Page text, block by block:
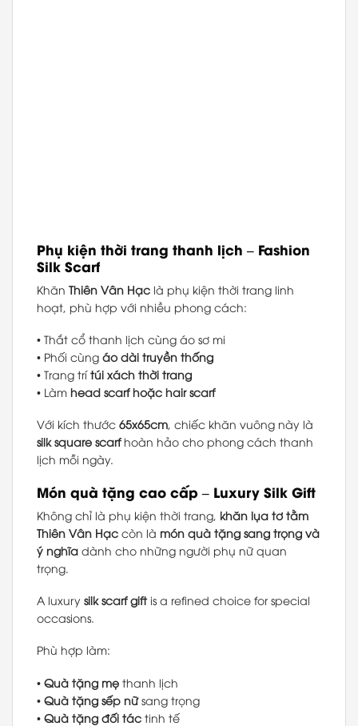
Phụ kiện thời trang thanh lịch – Fashion
Silk Scarf
Khăn Thiên Vân Hạc là phụ kiện thời trang linh
hoạt, phù hợp với nhiều phong cách:
• Thắt cổ thanh lịch cùng áo sơ mi
• Phối cùng áo dài truyền thống
• Trang trítúi xách thời trang
• Làm head scarf hoặc hair scarf
Với kích thước 65x65cm, chiếc khăn vuông này là
silk square scarfhoàn hảo cho phong cách thanh
lịch mỗi ngày.
Món quà tặng cao cấp – Luxury Silk Gift
Không chỉ là phụ kiện thời trang, khăn lụa tơ tằm
Thiên Vân Hạc còn là món quà tặng sang trọng và
ý nghĩa dành cho những người phụ nữ quan
trọng.
A luxury silk scarf giftis a refined choice for special
occasions.
Phù hợp làm:
• Quà tặng mẹ thanh lịch
• Quà tặng sếp nữsang trọng
• Quà tặng đối tác tinh tế